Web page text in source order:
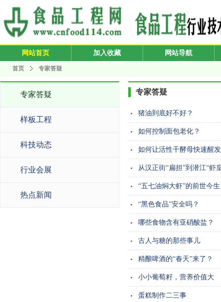
网站首页 加入收藏 网站导航
首页 专家答疑
专家答疑
样板工程
科技动态
行业会展
热点新闻
专家答疑
猪油到底好不好？
如何控制面包老化？
如何让活性干酵母快速醒
从汉正街“扁担”到潜江“虾
“五七油焖大虾”的前世今生
“黑色食品”安全吗？
哪些食物含有亚硝酸盐？
古人与糖的那些事儿
精酿啤酒的“春天”来了？
小小葡萄籽，营养价值大
蛋糕制作二三事